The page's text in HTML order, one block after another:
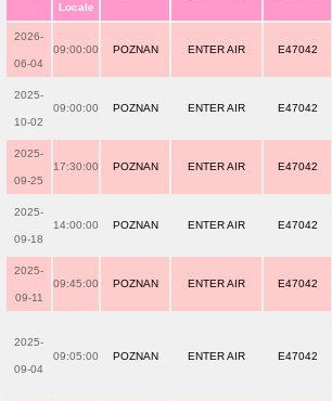
Locale
2026-
06-04
09:00:00 POZNAN ENTER AIR E47042
2025-
10-02
09:00:00 POZNAN ENTER AIR E47042
2025-
09-25
17:30:00 POZNAN ENTER AIR E47042
2025-
09-18
14:00:00 POZNAN ENTER AIR E47042
2025-
09-11
09:45:00 POZNAN ENTER AIR E47042
2025-
09-04
09:05:00 POZNAN ENTER AIR E47042